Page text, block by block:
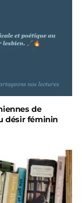
de
désir féminin